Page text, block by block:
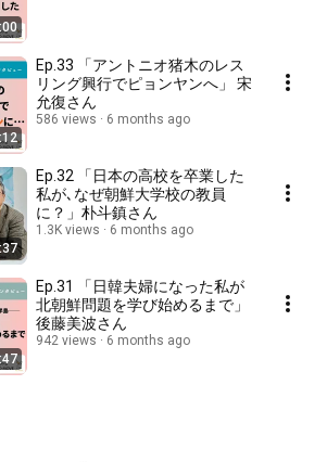
Ep.33 「アントニオ猪木のレス
リング興行でピョンヤンへ」 宋
允復さん
586 views 6 months ago
Ep.32 「日本の高校を卒業した
私が､なぜ朝鮮大学校の教員
に？」朴斗鎮さん
1.3K views 6 months ago
Ep.31 「日韓夫婦になった私が
北朝鮮問題を学び始めるまで」
後藤美波さん
942 views 6 months ago